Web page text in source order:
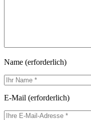
Name (erforderlich)
E-Mail (erforderlich)